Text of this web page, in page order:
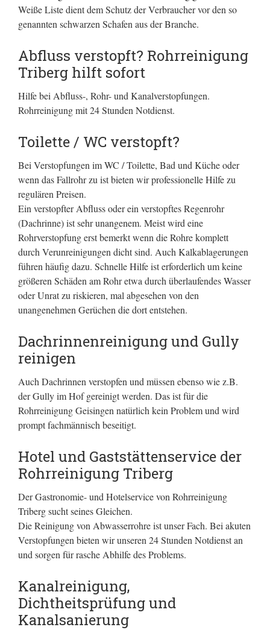
Weiße Liste dient dem Schutz der Verbraucher vor den so
genannten schwarzen Schafen aus der Branche.
Abfluss verstopft? Rohrreinigung
Triberg hilft sofort
Hilfe bei Abfluss-, Rohr- und Kanalverstopfungen.
Rohrreinigung mit 24 Stunden Notdienst.
Toilette / WC verstopft?
Bei Verstopfungen im WC / Toilette, Bad und Küche oder
wenn das Fallrohr zu ist bieten wir professionelle Hilfe zu
regulären Preisen.
Ein verstopfter Abfluss oder ein verstopftes Regenrohr
(Dachrinne) ist sehr unangenem. Meist wird eine
Rohrverstopfung erst bemerkt wenn die Rohre komplett
durch Verunreinigungen dicht sind. Auch Kalkablagerungen
führen häufig dazu. Schnelle Hilfe ist erforderlich um keine
größeren Schäden am Rohr etwa durch überlaufendes Wasser
oder Unrat zu riskieren, mal abgesehen von den
unangenehmen Gerüchen die dort entstehen.
Dachrinnenreinigung und Gully
reinigen
Auch Dachrinnen verstopfen und müssen ebenso wie z.B.
der Gully im Hof gereinigt werden. Das ist für die
Rohrreinigung Geisingen natürlich kein Problem und wird
prompt fachmännisch beseitigt.
Hotel und Gaststättenservice der
Rohrreinigung Triberg
Der Gastronomie- und Hotelservice von Rohrreinigung
Triberg sucht seines Gleichen.
Die Reinigung von Abwasserrohre ist unser Fach. Bei akuten
Verstopfungen bieten wir unseren 24 Stunden Notdienst an
und sorgen für rasche Abhilfe des Problems.
Kanalreinigung,
Dichtheitsprüfung und
Kanalsanierung